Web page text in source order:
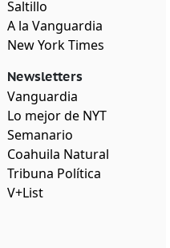
Saltillo
A la Vanguardia
New York Times
Newsletters
Vanguardia
Lo mejor de NYT
Semanario
Coahuila Natural
Tribuna Política
V+List